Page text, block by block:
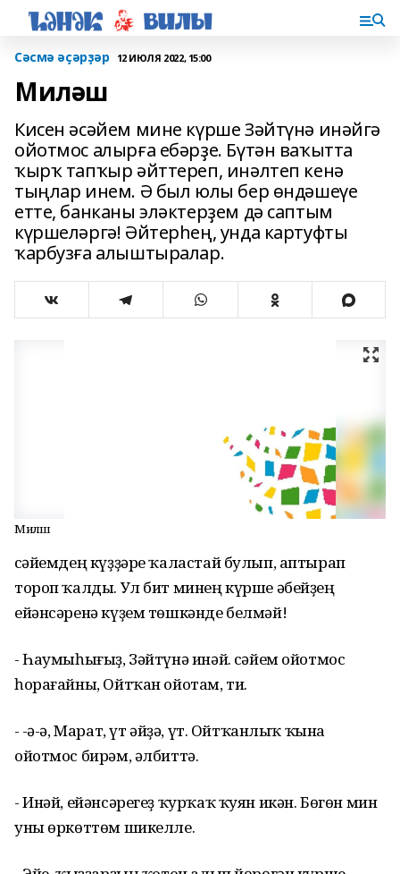
Сәсмә әҫәрҙәр 12 ИЮЛЯ 2022, 15:00
Миләш
Кисен әсәйем мине күрше Зәйтүнә инәйгә
ойотмос алырға ебәрҙе. Бүтән ваҡытта
ҡырҡ тапҡыр әйттереп, инәлтеп кенә
тыңлар инем. Ә был юлы бер өндәшеүе
етте, банканы эләктерҙем дә саптым
күршеләргә! Әйтерһең, унда картуфты
ҡарбузға алыштыралар.
Миләш
Әсәйемдең күҙҙәре ҡаластай булып, аптырап
тороп ҡалды. Ул бит минең күрше әбейҙең
ейәнсәренә күҙем төшкәнде белмәй!
- Һаумыһығыҙ, Зәйтүнә инәй. Әсәйем ойотмос
һорағайны, Ойтҡан ойотам, ти.
- Ә-ә-ә, Марат, үт әйҙә, үт. Ойтҡанлыҡ ҡына
ойотмос бирәм, әлбиттә.
- Инәй, ейәнсәрегеҙ ҡурҡаҡ ҡуян икән. Бөгөн мин
уны өркөттөм шикелле.